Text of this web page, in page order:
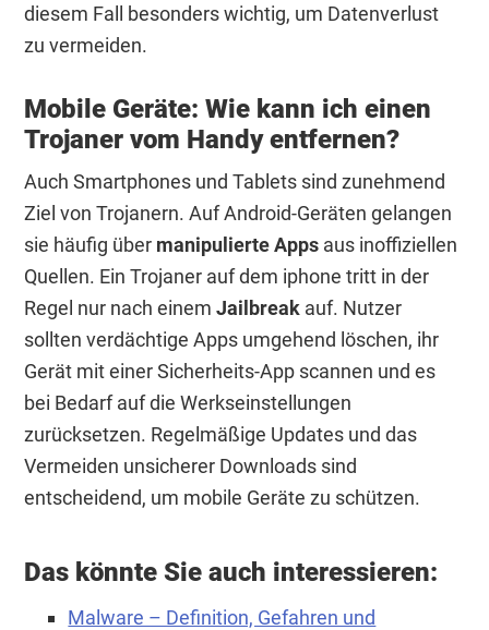
diesem Fall besonders wichtig, um Datenverlust
zu vermeiden.
Mobile Geräte: Wie kann ich einen
Trojaner vom Handy entfernen?
Auch Smartphones und Tablets sind zunehmend
Ziel von Trojanern. Auf Android-Geräten gelangen
sie häufig über manipulierte Apps aus inoffiziellen
Quellen. Ein Trojaner auf dem iphone tritt in der
Regel nur nach einemJailbreak auf. Nutzer
sollten verdächtige Apps umgehend löschen, ihr
Gerät mit einer Sicherheits-App scannen und es
bei Bedarf auf die Werkseinstellungen
zurücksetzen. Regelmäßige Updates und das
Vermeiden unsicherer Downloads sind
entscheidend, um mobile Geräte zu schützen.
Das könnte Sie auch interessieren:
Malware – Definition, Gefahren und